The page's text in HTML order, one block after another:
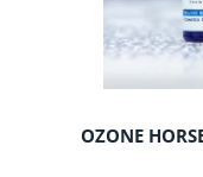
OZONE